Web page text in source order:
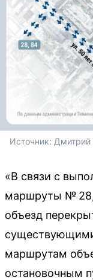
Источник: Дмитрий
«В связи с
маршруты № 28,
объезд
маршрутам
остановочным